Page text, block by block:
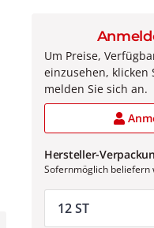
Um Preise,
einzusehen,
melden Sie sich an.
Hersteller-
Sofernmöglich beliefern
12 ST